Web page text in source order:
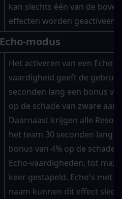
kan slechts één van de
effecten worden geactiveerd.
Echo-modus
Het activeren van een Echo-
vaardigheid geeft de
seconden lang een bonus
op de schade van zware
Daarnaast krijgen alle
het team 30 seconden lang
bonus van 4% op de schade
Echo-vaardigheden, tot
keer gestapeld. Echo's met
naam kunnen dit effect